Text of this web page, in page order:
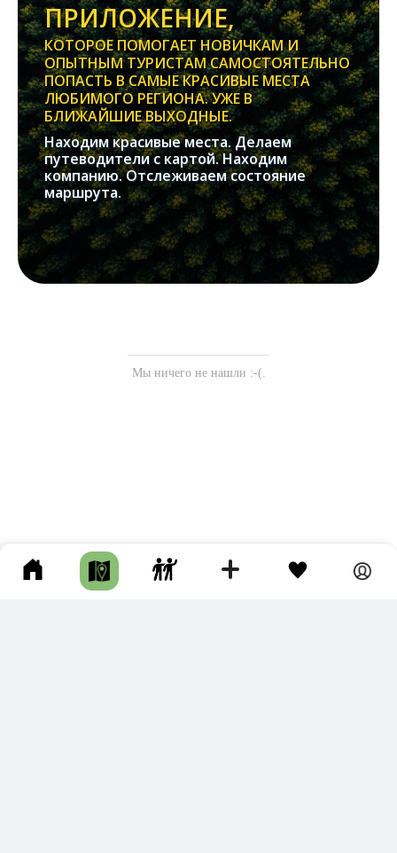
ПРИЛОЖЕНИЕ,
КОТОРОЕ ПОМОГАЕТ НОВИЧКАМ И
ОПЫТНЫМ ТУРИСТАМ САМОСТОЯТЕЛЬНО
ПОПАСТЬ В САМЫЕ КРАСИВЫЕ МЕСТА
ЛЮБИМОГО РЕГИОНА. УЖЕ В
БЛИЖАЙШИЕ ВЫХОДНЫЕ.
Находим красивые места. Делаем
путеводители с картой. Находим
компанию. Отслеживаем состояние
маршрута.
Мы ничего не нашли :-(.